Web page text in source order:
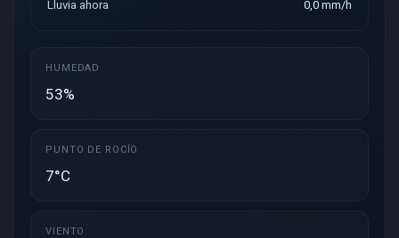
Lluvia ahora
0,0 mm/h
HUMEDAD
53%
PUNTO DE ROCÍO
7°C
VIENTO